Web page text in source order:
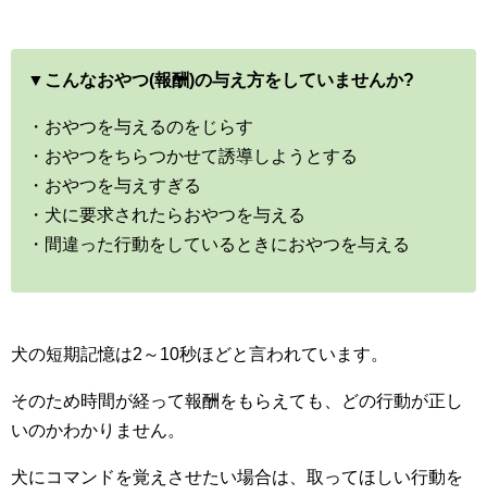
▼こんなおやつ(報酬)の与え方をしていませんか?
・おやつを与えるのをじらす
・おやつをちらつかせて誘導しようとする
・おやつを与えすぎる
・犬に要求されたらおやつを与える
・間違った行動をしているときにおやつを与える
犬の短期記憶は2～10秒ほどと言われています。
そのため時間が経って報酬をもらえても、どの行動が正し
いのかわかりません。
犬にコマンドを覚えさせたい場合は、取ってほしい行動を